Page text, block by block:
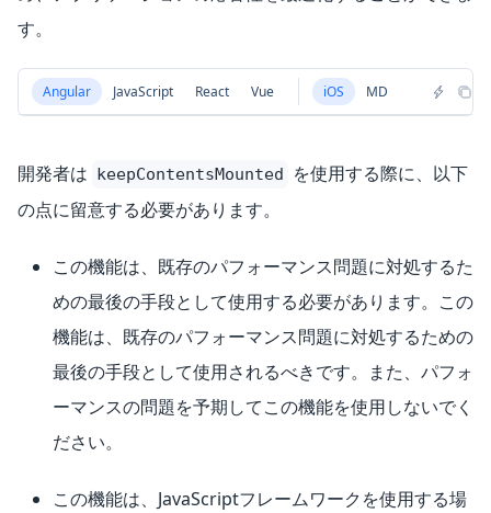
す。
Angular JavaScript React Vue iOS MD
開発者は keepContentsMounted
を使用する際に、以下
の点に留意する必要があります。
この機能は、既存のパフォーマンス問題に対処するた
めの最後の手段として使用する必要があります。この
機能は、既存のパフォーマンス問題に対処するための
最後の手段として使用されるべきです。また、パフォ
ーマンスの問題を予期してこの機能を使用しないでく
ださい。
この機能は、JavaScriptフレームワークを使用する場